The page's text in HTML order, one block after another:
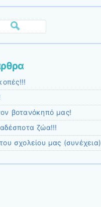
βοτανόκηπό μας!
ζώα!!!
σχολείου μας (συνέχεια)